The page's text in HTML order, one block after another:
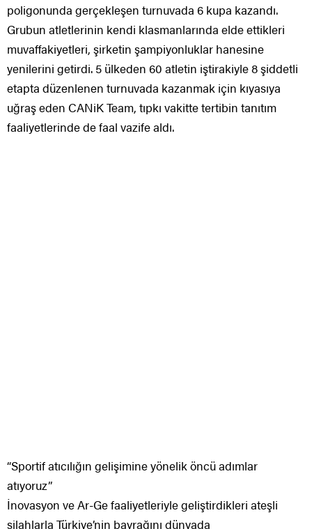
poligonunda gerçekleşen turnuvada 6 kupa kazandı.
Grubun atletlerinin kendi klasmanlarında elde ettikleri
muvaffakiyetleri, şirketin şampiyonluklar hanesine
yenilerini getirdi. 5 ülkeden 60 atletin iştirakiyle 8 şiddetli
etapta düzenlenen turnuvada kazanmak için kıyasıya
uğraş eden CANiK Team, tıpkı vakitte tertibin tanıtım
faaliyetlerinde de faal vazife aldı.
“Sportif atıcılığın gelişimine yönelik öncü adımlar
atıyoruz”
İnovasyon ve Ar-Ge faaliyetleriyle geliştirdikleri ateşli
silahlarla Türkiye’nin bayrağını dünyada